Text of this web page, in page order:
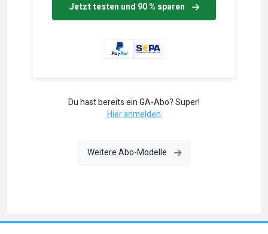
Jetzt testen und 90 % sparen
Du hast bereits ein GA-Abo? Super!
Hier anmelden
Weitere Abo-Modelle